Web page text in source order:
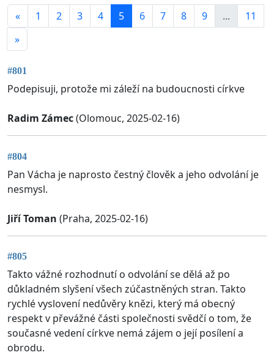
« 1 2 3 4 5 6 7 8 9 ...
11
»
#801
Podepisuji, protože mi záleží na budoucnosti církve
Radim Zámec(Olomouc, 2025-02-16)
#804
Pan Vácha je naprosto čestný člověk a jeho odvolání je
nesmysl.
Jiří Toman (Praha, 2025-02-16)
#805
Takto vážné rozhodnutí o odvolání se dělá až po
důkladném slyšení všech zúčastněných stran. Takto
rychlé vyslovení nedůvěry knězi, který má obecný
respekt v převážné části společnosti svědčí o tom, že
současné vedení církve nemá zájem o její posílení a
obrodu.